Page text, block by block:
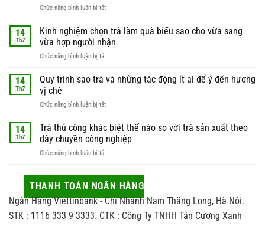
lý
phần
nguyên
liệu
này
được
trà
đón
Chức năng bình luận bị tắtở
đúng
thời
điểm
hái
để
búp
chất
lượng
14
Th7
Kinh nghiệm chọn trà làm quà biếu sao cho vừa sang
vừa hợp người nhận
Chức năng bình luận bị tắtở
nghiệm
làm
biếu
sao
cho
vừa
vừa
hợp
người
nhận
14
Th7
Quy trình sao trà và những tác động ít ai để ý đến hương
vị chè
Chức năng bình luận bị tắtở
trình
trà
và
tác
động
ai
để
14
Th7
Trà thủ công khác biệt thế nào so với trà sản xuất theo
dây chuyền công nghiệp
Chức năng bình luận bị tắtở
công
biệt
thế
THANH TOÁN NGÂN HÀNG
Ngân Hàng Viettinbank - Chi Nhánh Nam Thăng Long, Hà Nội.
STK : 1116 333 9 3333. CTK : Công Ty TNHH Tân Cương Xanh